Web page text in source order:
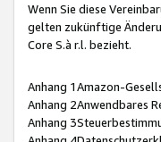
Wenn Sie diese
gelten zukünftige
Core S.à r.l. bezieht.
Anhang 1Amazon-
Anhang 2Anwendbares
Anhang